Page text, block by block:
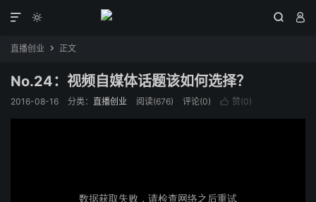
  

直播创业  正文
No.24：视频自媒体话题该如何选择？
2016-08-16 分类： 直播创业 阅读(676) 评论(0)  赞(0)